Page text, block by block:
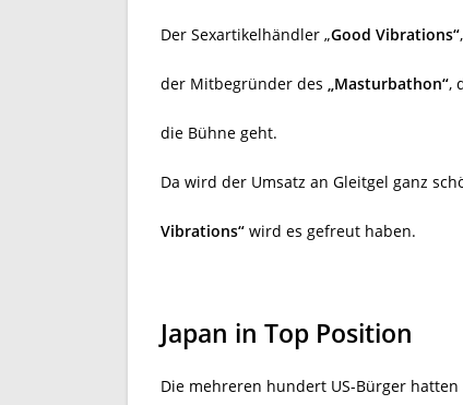
Der Sexartikelhändler „Good Vibrations“
der Mitbegründer des „Masturbathon“,
die Bühne geht.
Da wird der Umsatz an Gleitgel ganz
Vibrations“ wird es gefreut haben.
Japan in Top Position
Die mehreren hundert US-Bürger